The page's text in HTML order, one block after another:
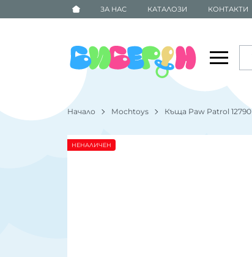
ЗА НАС КАТАЛОЗИ КОНТАКТИ
Начало Mochtoys Къща Paw Patrol 12790
НЕНАЛИЧЕН